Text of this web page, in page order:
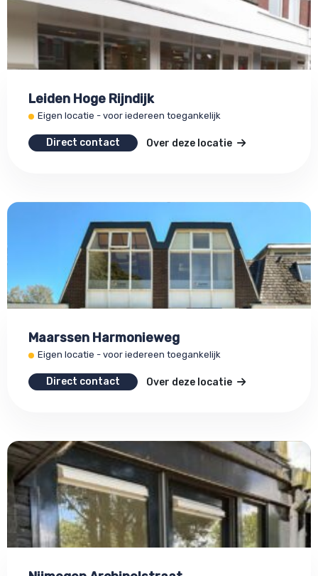
Leiden Hoge Rijndijk
Eigen locatie - voor iedereen toegankelijk
Direct contact Over deze locatie
Maarssen Harmonieweg
Eigen locatie - voor iedereen toegankelijk
Direct contact Over deze locatie